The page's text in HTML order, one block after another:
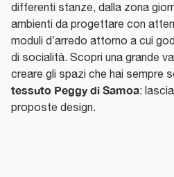
differenti stanze, dalla zona
ambienti da progettare con
moduli d’arredo attorno a cui
di socialità. Scopri una grande
creare gli spazi che hai sempre
tessuto Peggy di Samoa:
proposte design.